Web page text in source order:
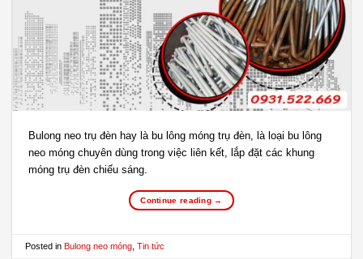
Bulong neo trụ đèn hay là bu lông móng trụ đèn, là loại bu lông
neo móng chuyên dùng trong việc liên kết, lắp đặt các khung
móng trụ đèn chiếu sáng.
Continue reading →
Posted in Bulong neo móng, Tin tức